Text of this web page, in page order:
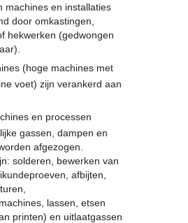
machines en installaties
door omkastingen,
hekwerken (gedwongen
(hoge machines met
voet) zijn verankerd aan
en processen
gassen, dampen en
afgezogen.
solderen, bewerken van
afbijten,
lassen, etsen
printen) en uitlaatgassen